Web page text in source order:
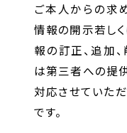
ご本人からの求
情報の開示若し
報の訂正、追加
は第三者への提
対応させていた
です。